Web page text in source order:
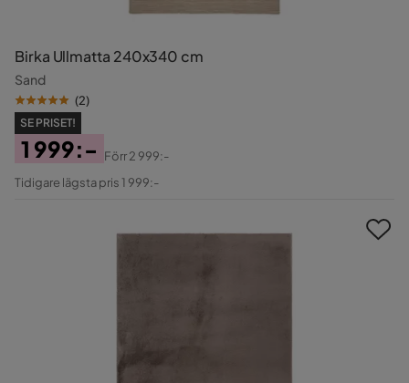
Birka Ullmatta 240x340 cm
Sand
(2)
SE PRISET!
Pris
1 999:-
Original
Förr2 999:-
Tidigare lägsta pris 1 999:-